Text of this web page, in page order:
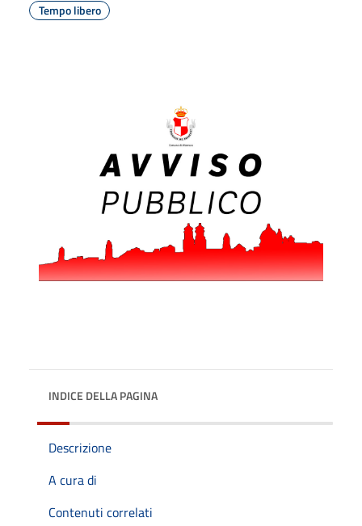
Tempo libero
INDICE DELLA PAGINA
Descrizione
A cura di
Contenuti correlati